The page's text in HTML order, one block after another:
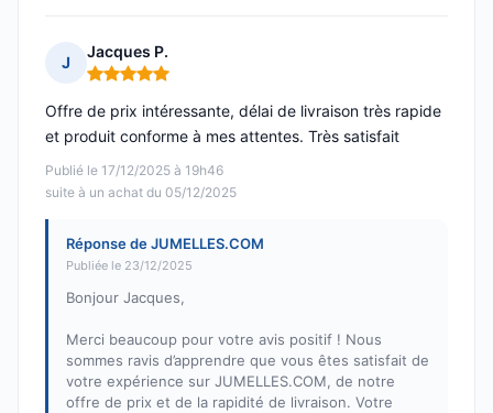
J
Jacques P.
Note : 5 sur 5
Publié le 17/12/2025 à 19h46
suite à un achat du 05/12/2025
Offre de prix intéressante, délai de livraison très rapide
et produit conforme à mes attentes. Très satisfait
Réponse de JUMELLES.COM
Publiée le 23/12/2025
Bonjour Jacques,
Merci beaucoup pour votre avis positif ! Nous
sommes ravis d’apprendre que vous êtes satisfait de
votre expérience sur JUMELLES.COM, de notre
offre de prix et de la rapidité de livraison. Votre